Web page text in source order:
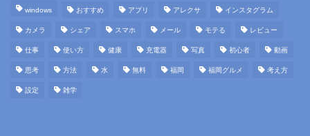
windows おすすめ アプリ アレクサ インスタグラム
カメラ シェア スマホ メール モテる レビュー
仕事 使い方 健康 充電器 写真 初心者 動画
思考 方法 水 無料 福岡 福岡グルメ 考え方
設定 雑学